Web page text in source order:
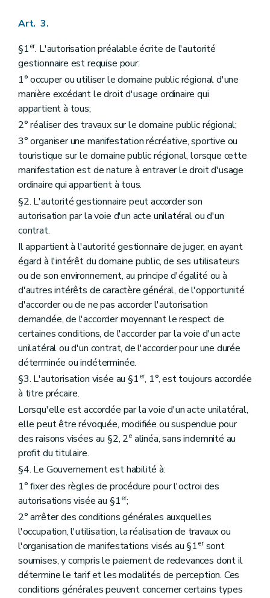
Art. 3.
§1er. L'autorisation préalable écrite de l'autorité
gestionnaire est requise pour:
1° occuper ou utiliser le domaine public régional d'une
manière excédant le droit d'usage ordinaire qui
appartient à tous;
2° réaliser des travaux sur le domaine public régional;
3° organiser une manifestation récréative, sportive ou
touristique sur le domaine public régional, lorsque cette
manifestation est de nature à entraver le droit d'usage
ordinaire qui appartient à tous.
§2. L'autorité gestionnaire peut accorder son
autorisation par la voie d'un acte unilatéral ou d'un
contrat.
Il appartient à l'autorité gestionnaire de juger, en ayant
égard à l'intérêt du domaine public, de ses utilisateurs
ou de son environnement, au principe d'égalité ou à
d'autres intérêts de caractère général, de l'opportunité
d'accorder ou de ne pas accorder l'autorisation
demandée, de l'accorder moyennant le respect de
certaines conditions, de l'accorder par la voie d'un acte
unilatéral ou d'un contrat, de l'accorder pour une durée
déterminée ou indéterminée.
§3. L'autorisation visée au §1er, 1°, est toujours accordée
à titre précaire.
Lorsqu'elle est accordée par la voie d'un acte unilatéral,
elle peut être révoquée, modifiée ou suspendue pour
des raisons visées au §2, 2ealinéa, sans indemnité au
profit du titulaire.
§4. Le Gouvernement est habilité à:
1° fixer des règles de procédure pour l'octroi des
autorisations visée au §1er;
2° arrêter des conditions générales auxquelles
l'occupation, l'utilisation, la réalisation de travaux ou
l'organisation de manifestations visés au §1ersont
soumises, y compris le paiement de redevances dont il
détermine le tarif et les modalités de perception. Ces
conditions générales peuvent concerner certains types